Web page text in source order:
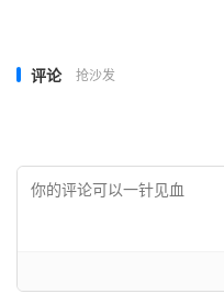
评论 抢沙发